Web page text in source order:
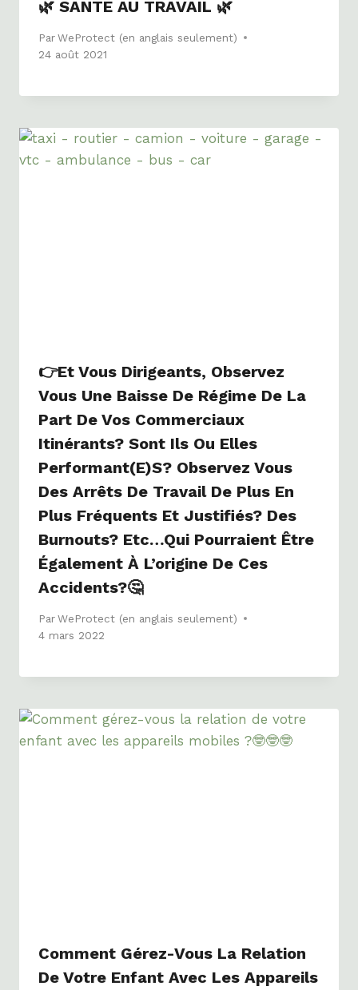
🌿 SANTE AU TRAVAIL 🌿
ParWeProtect (en anglais seulement)
24 août 2021
👉et Vous Dirigeants, Observez
Vous Une Baisse De Régime De La
Part De Vos Commerciaux
Itinérants? Sont Ils Ou Elles
Performant(e)s? Observez Vous
Des Arrêts De Travail De Plus En
Plus Fréquents Et Justifiés? Des
Burnouts? Etc…qui Pourraient Être
Également À L’origine De Ces
Accidents?🤔
ParWeProtect (en anglais seulement)
4 mars 2022
Comment Gérez-Vous La Relation
De Votre Enfant Avec Les Appareils